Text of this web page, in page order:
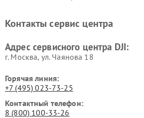
Контакты сервис центра
Адрес сервисного центра DJI:
г. Москва, ул. Чаянова 18
Горячая линия:
+7 (495) 023-73-25
Контактный телефон:
8 (800) 100-33-26